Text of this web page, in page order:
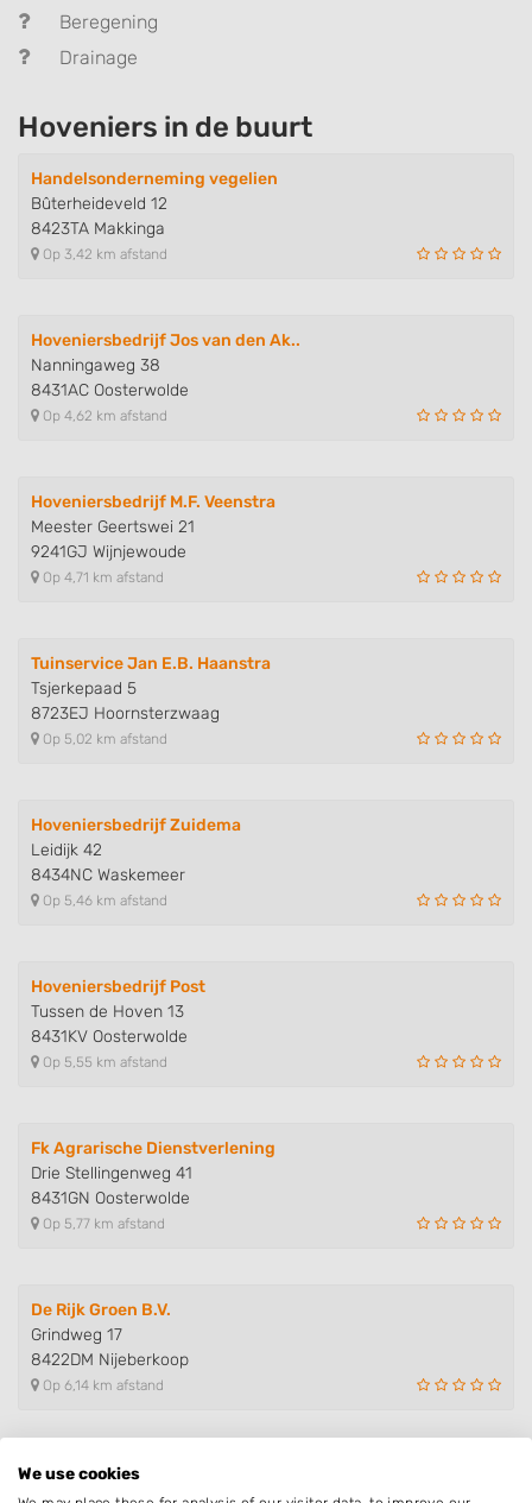
Beregening
Drainage
Hoveniers in de buurt
Handelsonderneming vegelien
Bûterheideveld 12
8423TA Makkinga
Op 3,42 km afstand
Hoveniersbedrijf Jos van den Ak..
Nanningaweg 38
8431AC Oosterwolde
Op 4,62 km afstand
Hoveniersbedrijf M.F. Veenstra
Meester Geertswei 21
9241GJ Wijnjewoude
Op 4,71 km afstand
Tuinservice Jan E.B. Haanstra
Tsjerkepaad 5
8723EJ Hoornsterzwaag
Op 5,02 km afstand
Hoveniersbedrijf Zuidema
Leidijk 42
8434NC Waskemeer
Op 5,46 km afstand
Hoveniersbedrijf Post
Tussen de Hoven 13
8431KV Oosterwolde
Op 5,55 km afstand
Fk Agrarische Dienstverlening
Drie Stellingenweg 41
8431GN Oosterwolde
Op 5,77 km afstand
De Rijk Groen B.V.
Grindweg 17
8422DM Nijeberkoop
Op 6,14 km afstand
Hoveniersbedrijf Koops
Boekhorst 3
We use cookies